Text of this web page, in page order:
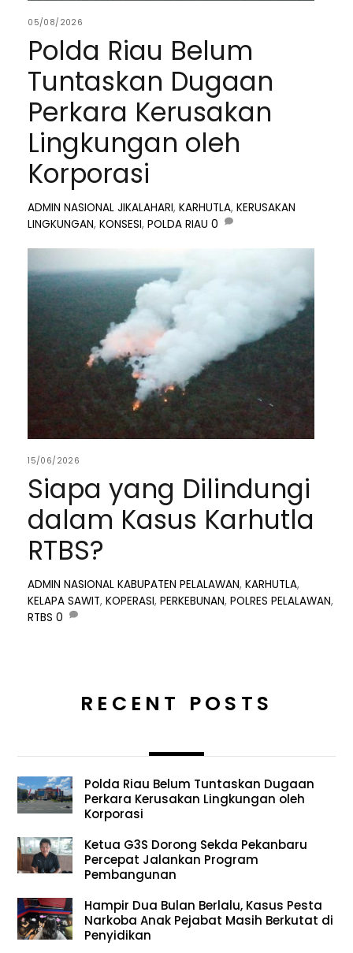
05/08/2026
Polda Riau Belum
Tuntaskan Dugaan
Perkara Kerusakan
Lingkungan oleh
Korporasi
ADMIN NASIONAL JIKALAHARI,KARHUTLA,KERUSAKAN
LINGKUNGAN,KONSESI,POLDA RIAU 0
15/06/2026
Siapa yang Dilindungi
dalam Kasus Karhutla
RTBS?
ADMIN NASIONAL KABUPATEN PELALAWAN,KARHUTLA,
KELAPA SAWIT,KOPERASI,PERKEBUNAN,POLRES PELALAWAN,
RTBS 0
RECENT POSTS
Polda Riau Belum Tuntaskan Dugaan
Perkara Kerusakan Lingkungan oleh
Korporasi
Ketua G3S Dorong Sekda Pekanbaru
Percepat Jalankan Program
Pembangunan
Hampir Dua Bulan Berlalu, Kasus Pesta
Narkoba Anak Pejabat Masih Berkutat di
Penyidikan